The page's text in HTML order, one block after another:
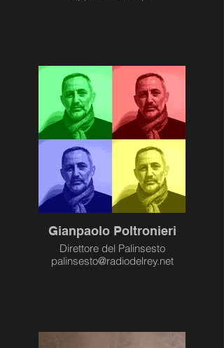
Gianpaolo Poltronieri
Direttore del Palinsesto
palinsesto@radiodelrey.net